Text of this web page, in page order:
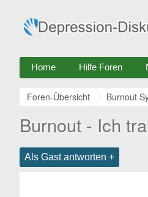
Home Hilfe Foren
Foren-Übersicht Burnout
Burnout - Ich
Als Gast antworten +